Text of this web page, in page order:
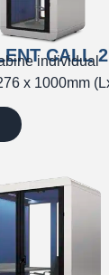
CALL 2
individual
x 1000mm